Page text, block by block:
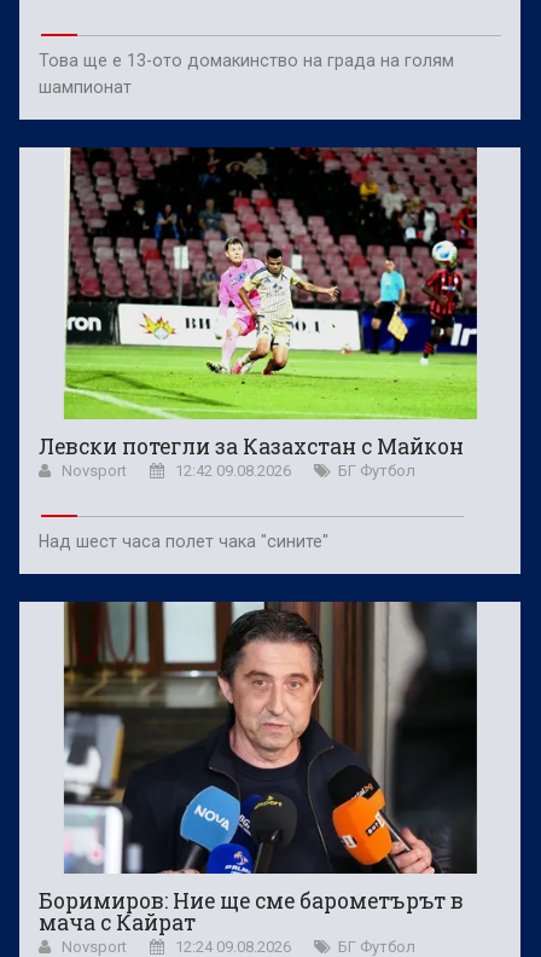
Това ще е 13-ото домакинство на града на голям
шампионат
Левски потегли за Казахстан с Майкон
Novsport 12:42 09.08.2026 БГ Футбол
Над шест часа полет чака "сините"
Боримиров: Ние ще сме барометърът в
мача с Кайрат
Novsport 12:24 09.08.2026 БГ Футбол